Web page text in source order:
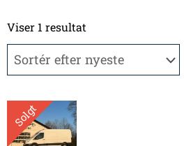
Viser 1 resultat
Solgt